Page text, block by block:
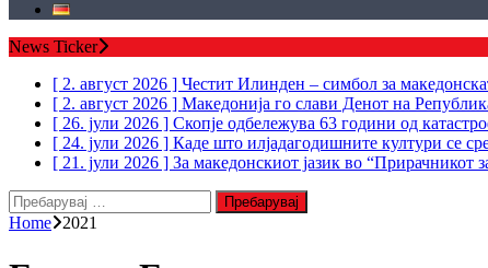
News Ticker
[ 2. август 2026 ] Честит Илинден – симбол за
[ 2. август 2026 ] Македонија го слави Денот на
[ 26. јули 2026 ] Скопје одбележува 63 години од
[ 24. јули 2026 ] Каде што илјадагодишните култури се
[ 21. јули 2026 ] За македонскиот јазик во “Прирачникот
Пребарувај
за:
Home 2021